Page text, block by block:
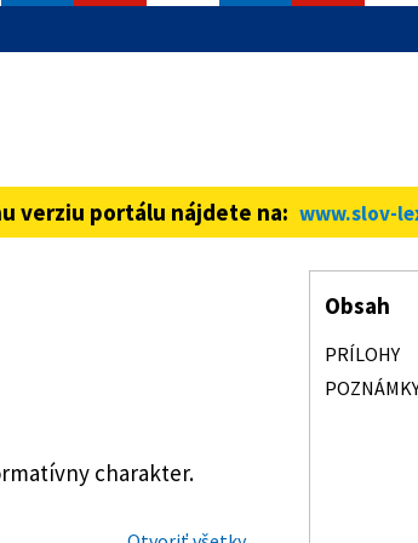
verziu portálu nájdete na: www.slov-
charakter.
Obsah
PRÍLOHY